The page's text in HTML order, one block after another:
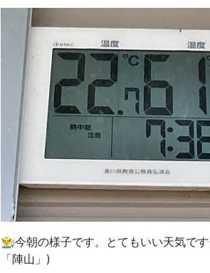
👨‍🌾今朝の様子です。とてもいい天気で
「陣山」)